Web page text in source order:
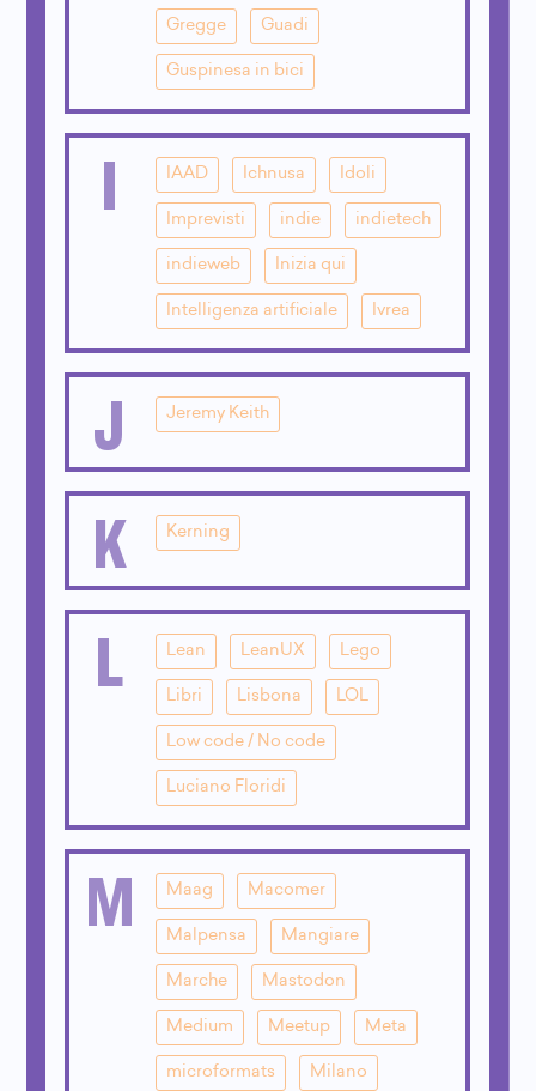
Gregge Guadi
Guspinesa in bici
I IAAD Ichnusa Idoli
Imprevisti indie indietech
indieweb Inizia qui
Intelligenza artificiale Ivrea
J Jeremy Keith
K Kerning
L Lean LeanUX Lego
Libri Lisbona LOL
Low code / No code
Luciano Floridi
M Maag Macomer
Malpensa Mangiare
Marche Mastodon
Medium Meetup Meta
microformats Milano